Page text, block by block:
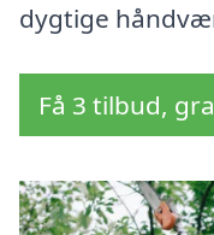
dygtige
Få 3 tilbud,